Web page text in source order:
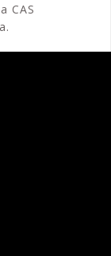
CAS